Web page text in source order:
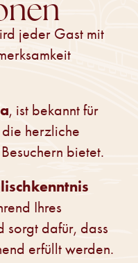
jeder Gast mit
, ist bekannt für
herzliche
bietet.
Ihres
sorgt dafür, dass
erfüllt werden.